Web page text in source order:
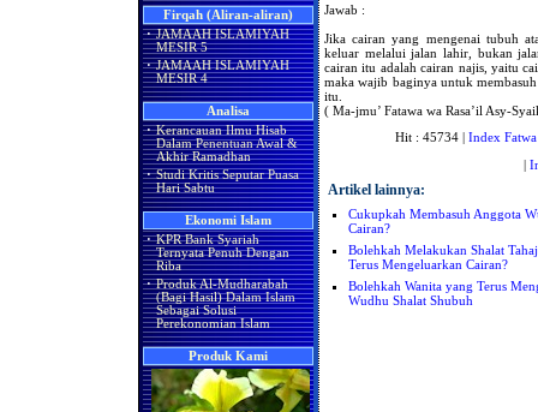
Firqah (Aliran-aliran)
· JAMAAH ISLAMIYAH
MESIR 5
· JAMAAH ISLAMIYAH
MESIR 4
Analisa
· Kerancauan Ilmu Hisab
Dalam Penentuan Awal &
Akhir Ramadhan
· Studi Kritis Seputar Puasa
Hari Sabtu
Ekonomi Islam
· KPR Bank Syariah
Ternyata Penuh Dengan
Riba
· Produk Al-Mudharabah
(Bagi Hasil) Dalam Islam
Sebagai Solusi
Perekonomian Islam
Produk Kami
Jawab :
Jika cairan yang mengenai tubuh
keluar melalui jalan lahir, bukan
cairan itu adalah cairan najis, yaitu
maka wajib baginya untuk
itu.
( Ma-jmu’ Fatawa wa Rasa’il Asy-
Hit : 45734 | Index Fatwa
|
Artikel lainnya:
Cukupkah Membasuh Anggota
Cairan?
Bolehkah Melakukan Shalat
Terus Mengeluarkan Cairan?
Bolehkah Wanita yang Terus
Wudhu Shalat Shubuh